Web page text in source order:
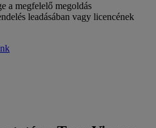
a megfelelő megoldás
leadásában vagy licencének